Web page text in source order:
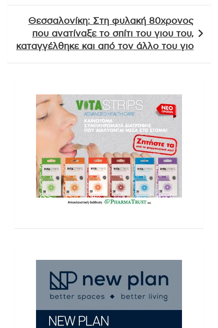
Θεσσαλονίκη: Στη φυλακή 80χρονος
που ανατίναξε το σπίτι του γιου του,
καταγγέλθηκε και από τον άλλο του γιο